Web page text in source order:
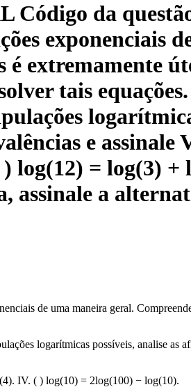
da
exponenciais
extremamente
tais
e
log(12) = log(3)
assinale a
de uma maneira geral.
logarítmicas possíveis, analise
IV. ( ) log(10) = 2log(100) − log(10).